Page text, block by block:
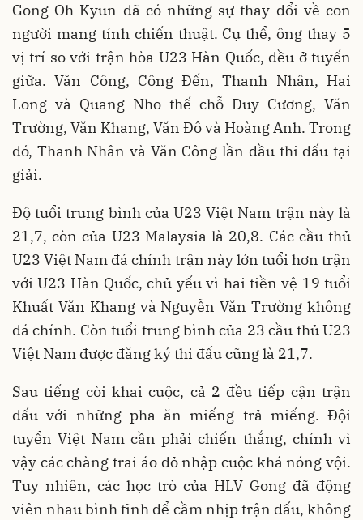
Gong Oh Kyun đã có những sự thay đổi về con
người mang tính chiến thuật. Cụ thể, ông thay 5
vị trí so với trận hòa U23 Hàn Quốc, đều ở tuyến
giữa. Văn Công, Công Đến, Thanh Nhân, Hai
Long và Quang Nho thế chỗ Duy Cương, Văn
Trường, Văn Khang, Văn Đô và Hoàng Anh. Trong
đó, Thanh Nhân và Văn Công lần đầu thi đấu tại
giải.
Độ tuổi trung bình của U23 Việt Nam trận này là
21,7, còn của U23 Malaysia là 20,8. Các cầu thủ
U23 Việt Nam đá chính trận này lớn tuổi hơn trận
với U23 Hàn Quốc, chủ yếu vì hai tiền vệ 19 tuổi
Khuất Văn Khang và Nguyễn Văn Trường không
đá chính. Còn tuổi trung bình của 23 cầu thủ U23
Việt Nam được đăng ký thi đấu cũng là 21,7.
Sau tiếng còi khai cuộc, cả 2 đều tiếp cận trận
đấu với những pha ăn miếng trả miếng. Đội
tuyển Việt Nam cần phải chiến thắng, chính vì
vậy các chàng trai áo đỏ nhập cuộc khá nóng vội.
Tuy nhiên, các học trò của HLV Gong đã động
viên nhau bình tĩnh để cầm nhịp trận đấu, không